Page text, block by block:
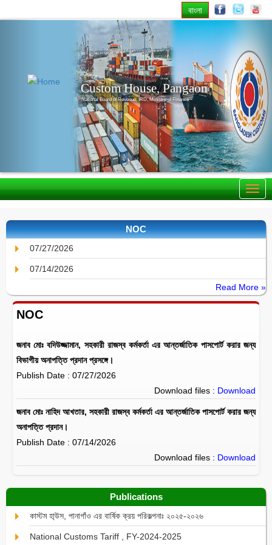
বাংলা
Custom House, Pangaon
National Board of Revenue, IRD, Ministry of Finance
NOC
07/27/2026
07/14/2026
Read More »
NOC
জনাব মোঃ বদিউজ্জামান, সহকারী রাজস্ব কর্মকর্তা এর আন্তর্জাতিক পাসপোর্ট করার জন্য
বিভাগীয় অনাপত্তি প্রদান প্রসঙ্গে।
Publish Date : 07/27/2026
Download files : Download
জনাব মোঃ নাহিদ আখতার, সহকারী রাজস্ব কর্মকর্তা এর আন্তর্জাতিক পাসপোর্ট করার জন্য
অনাপত্তি প্রদান।
Publish Date : 07/14/2026
Download files : Download
Publications
কাস্টম হা্উস, পানাগাঁও এর বার্ষিক ক্রয় পরিকল্পনাঃ ২০২৫-২০২৬
National Customs Tariff , FY-2024-2025